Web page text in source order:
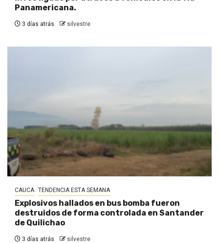
Panamericana.
3 días atrás silvestre
CAUCA TENDENCIA ESTA SEMANA
Explosivos hallados en bus bomba fueron
destruidos de forma controlada en Santander
de Quilichao
3 días atrás silvestre